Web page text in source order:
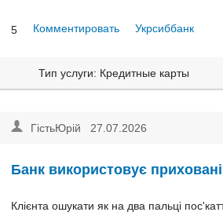
5 Комментировать Укрсиббанк
Тип услуги: Кредитные карты
ГістьЮрій 27.07.2026
Банк використовує
Клієнта ошукати як на два пальці